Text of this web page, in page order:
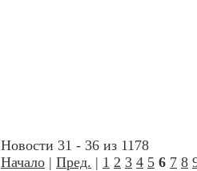
Новости 31 - 36 из 1178
Начало | Пред. | 1 2 3 4 5 6 7 8